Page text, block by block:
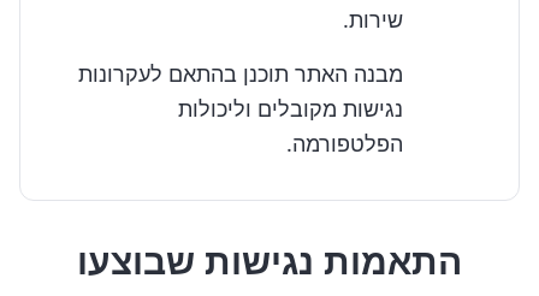
שירות.
מבנה האתר תוכנן בהתאם לעקרונות
נגישות מקובלים וליכולות
הפלטפורמה.
התאמות נגישות שבוצעו